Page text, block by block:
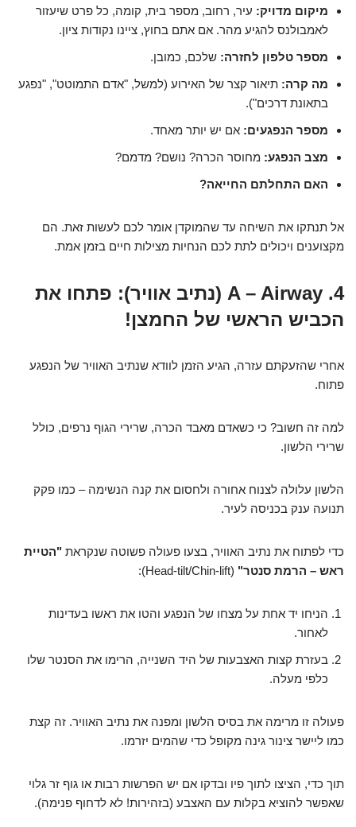
מיקום מדויק: עיר, רחוב, מספר בית, קומה, כל פרט שיעזור
לאמבולנס להגיע מהר. אם אתם בחוץ, ציינו נקודות ציון.
מספר טלפון לחזרה: שלכם, כמובן.
מה קרה: תיאור קצר של האירוע (למשל, "אדם התמוטט", "נפגע
בתאונת דרכים").
מספר הנפגעים: אם יש יותר מאחד.
מצב הנפגע: מחוסר הכרה? נושם? מדמם?
האם התחלתם החייאה?
אל תנתקו את השיחה עד שהמוקדן אומר לכם לעשות זאת. הם
מקצוענים ויכולים לתת לכם הנחיות מצילות חיים בזמן אמת.
4. A – Airway (נתיב אוויר): פתחו את
הכביש הראשי של החמצן!
אחרי שהזעקתם עזרה, הגיע הזמן לוודא שנתיב האוויר של הנפגע
פתוח.
למה זה חשוב? כי כשאדם מאבד הכרה, שרירי הגוף נרפים, כולל
שרירי הלשון.
הלשון עלולה לצנוח אחורה ולחסום את קנה הנשימה – כמו פקק
תנועה ענק בכניסה לעיר.
כדי לפתוח את נתיב האוויר, בצעו פעולה פשוטה שנקראת "הטיית
ראש – הרמת סנטר" (Head-tilt/Chin-lift):
הניחו יד אחת על מצחו של הנפגע והטו את ראשו בעדינות
לאחור.
בעזרת קצות האצבעות של היד השנייה, הרימו את הסנטר שלו
כלפי מעלה.
פעולה זו מרימה את בסיס הלשון ומפנה את נתיב האוויר. זה קצת
כמו ליישר צינור גינה מקופל כדי שהמים יזרמו.
תוך כדי, הציצו לתוך פיו ובדקו אם יש הפרשות רבות או גוף זר גלוי
שאפשר להוציא בקלות עם האצבע (בזהירות! לא לדחוף פנימה).